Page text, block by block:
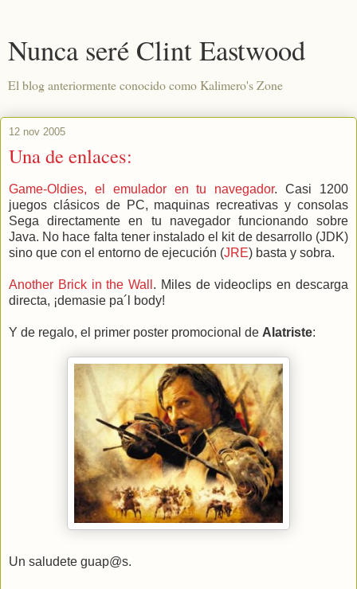
Nunca seré Clint Eastwood
El blog anteriormente conocido como Kalimero's Zone
12 nov 2005
Una de enlaces:
Game-Oldies, el emulador en tu navegador. Casi 1200
juegos clásicos de PC, maquinas recreativas y consolas
Sega directamente en tu navegador funcionando sobre
Java. No hace falta tener instalado el kit de desarrollo (JDK)
sino que con el entorno de ejecución (JRE) basta y sobra.
Another Brick in the Wall . Miles de videoclips en descarga
directa, ¡demasie pa´l body!
Y de regalo, el primer poster promocional de Alatriste:
Un saludete guap@s.